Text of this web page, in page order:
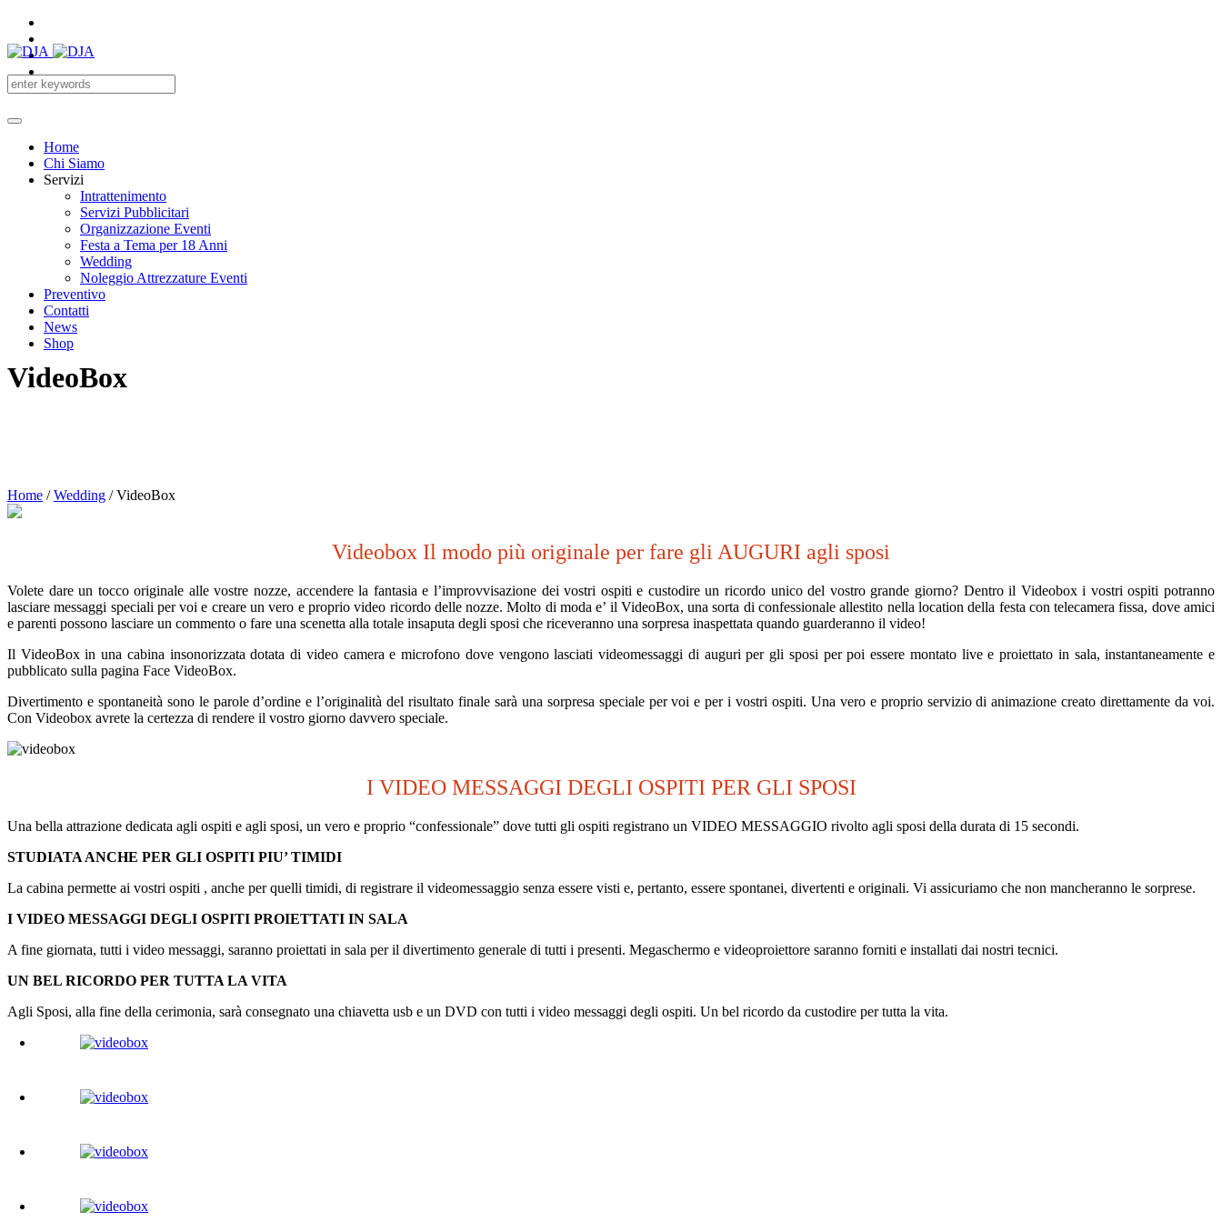
Home
Chi Siamo
Servizi
Intrattenimento
Servizi Pubblicitari
Organizzazione Eventi
Festa a Tema per 18 Anni
Wedding
Noleggio Attrezzature Eventi
Preventivo
Contatti
News
Shop
VideoBox
Home /Wedding /VideoBox
Videobox Il modo più originale per fare gli AUGURI agli sposi
Volete dare un tocco originale alle vostre nozze, accendere la fantasia e l’improvvisazione dei vostri ospiti e custodire un ricordo unico del vostro grande giorno? Dentro il Videobox i vostri ospiti potranno
lasciare messaggi speciali per voi e creare un vero e proprio video ricordo delle nozze. Molto di moda e’ il VideoBox, una sorta di confessionale allestito nella location della festa con telecamera fissa, dove amici
e parenti possono lasciare un commento o fare una scenetta alla totale insaputa degli sposi che riceveranno una sorpresa inaspettata quando guarderanno il video!
Il VideoBox in una cabina insonorizzata dotata di video camera e microfono dove vengono lasciati videomessaggi di auguri per gli sposi per poi essere montato live e proiettato in sala, instantaneamente e
pubblicato sulla pagina Face VideoBox.
Divertimento e spontaneità sono le parole d’ordine e l’originalità del risultato finale sarà una sorpresa speciale per voi e per i vostri ospiti. Una vero e proprio servizio di animazione creato direttamente da voi.
Con Videobox avrete la certezza di rendere il vostro giorno davvero speciale.
I VIDEO MESSAGGI DEGLI OSPITI PER GLI SPOSI
Una bella attrazione dedicata agli ospiti e agli sposi, un vero e proprio “confessionale” dove tutti gli ospiti registrano un VIDEO MESSAGGIO rivolto agli sposi della durata di 15 secondi.
STUDIATA ANCHE PER GLI OSPITI PIU’ TIMIDI
La cabina permette ai vostri ospiti , anche per quelli timidi, di registrare il videomessaggio senza essere visti e, pertanto, essere spontanei, divertenti e originali. Vi assicuriamo che non mancheranno le sorprese.
I VIDEO MESSAGGI DEGLI OSPITI PROIETTATI IN SALA
A fine giornata, tutti i video messaggi, saranno proiettati in sala per il divertimento generale di tutti i presenti. Megaschermo e videoproiettore saranno forniti e installati dai nostri tecnici.
UN BEL RICORDO PER TUTTA LA VITA
Agli Sposi, alla fine della cerimonia, sarà consegnato una chiavetta usb e un DVD con tutti i video messaggi degli ospiti. Un bel ricordo da custodire per tutta la vita.